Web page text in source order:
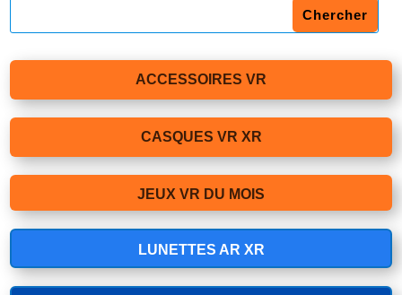
ACCESSOIRES VR
CASQUES VR XR
JEUX VR DU MOIS
LUNETTES AR XR